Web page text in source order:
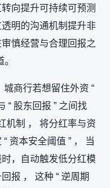
向提升可持续可预测
明的沟通机制提升非
慎经营与合理回报之
商行若想留住外资 “
“ 股东回报 ” 之间找
机制 ， 将分红率与资
资本安全阈值 ” ， 当
，自动触发低分红模
报 ， 这种 “ 逆周期